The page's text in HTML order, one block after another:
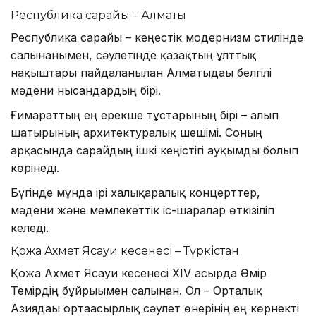
Республика сарайы – Алматы
Республика сарайы – кеңестік модернизм стилінде
салынғанымен, сәулетінде қазақтың ұлттық
нақыштары пайдаланылған Алматыдағы белгілі
мәдени нысандардың бірі.
Ғимараттың ең ерекше тұстарының бірі – алып
шатырының архитектуралық шешімі. Соның
арқасында сарайдың ішкі кеңістігі ауқымды болып
көрінеді.
Бүгінде мұнда ірі халықаралық концерттер,
мәдени және мемлекеттік іс-шаралар өткізіліп
келеді.
Қожа Ахмет Ясауи кесенесі – Түркістан
Қожа Ахмет Ясауи кесенесі XIV ғасырда Әмір
Темірдің бұйрығымен салынған. Ол – Орталық
Азиядағы ортағасырлық сәулет өнерінің ең көрнекті